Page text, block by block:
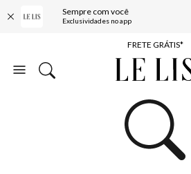
Sempre com você
Exclusividades no appENTREGA EXPRESSA*
FRETE GRÁTIS*
BAIXE O APP